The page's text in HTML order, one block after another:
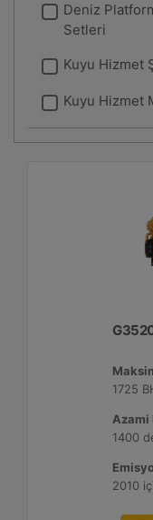
Deniz
Setleri
Kuyu Hizmet
Kuyu Hizmet
1725
Azami
1400